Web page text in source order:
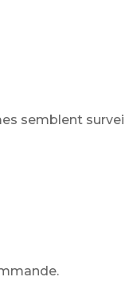
semblent